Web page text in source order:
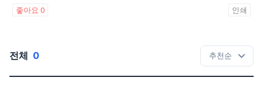
좋아요 0 인쇄
전체 0